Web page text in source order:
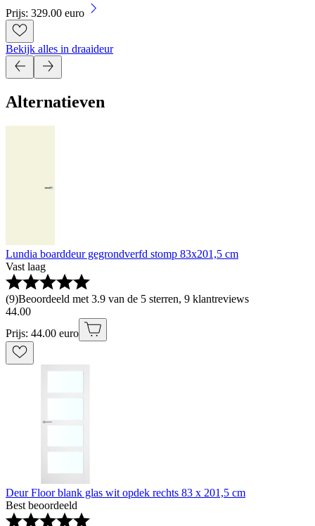
Prijs: 329.00 euro
Bekijk alles in draaideur
Alternatieven
Lundia boarddeur gegrondverfd stomp 83x201,5 cm
Vast laag
(9)Beoordeeld met 3.9 van de 5 sterren, 9 klantreviews
44.00
Prijs: 44.00 euro
Deur Floor blank glas wit opdek rechts 83 x 201,5 cm
Best beoordeeld